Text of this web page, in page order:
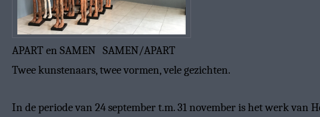
APART en SAMEN SAMEN/APART
Twee kunstenaars, twee vormen, vele gezichten.
In de periode van 24 september t.m. 31 november is het werk van